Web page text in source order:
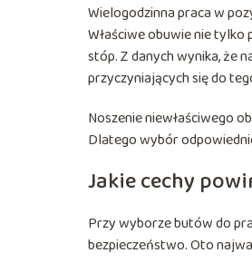
Wielogodzinna praca w
Właściwe obuwie nie
stóp. Z danych wynika, że
przyczyniających się do
Noszenie niewłaściwego
Dlatego wybór
Jakie cechy
Przy wyborze butów do
bezpieczeństwo. Oto